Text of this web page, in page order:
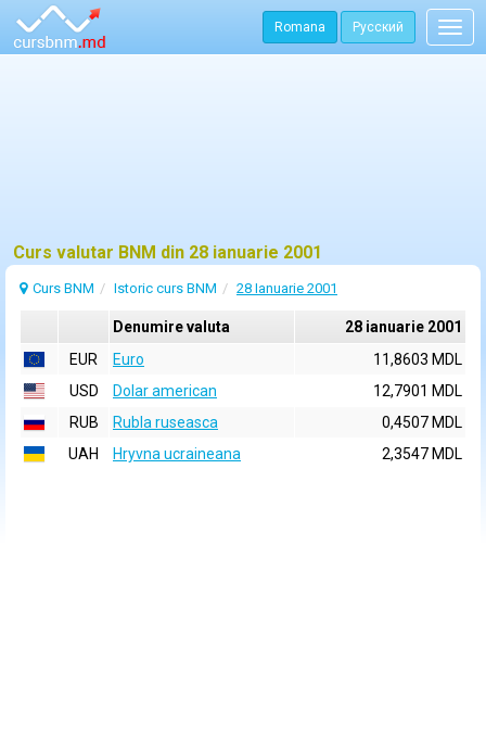
Romana Русский
Curs valutar BNM din 28 ianuarie 2001
Curs BNM Istoric curs BNM 28 Ianuarie 2001
Denumire valuta
28 ianuarie 2001
EUR
Euro
11,8603 MDL
USD
Dolar american
12,7901 MDL
RUB
Rubla ruseasca
0,4507 MDL
UAH
Hryvna ucraineana 2,3547 MDL